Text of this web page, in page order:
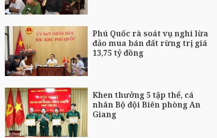
Phú Quốc rà soát vụ nghi lừa
đảo mua bán đất rừng trị giá
13,75 tỷ đồng
Khen thưởng 5 tập thể, cá
nhân Bộ đội Biên phòng An
Giang